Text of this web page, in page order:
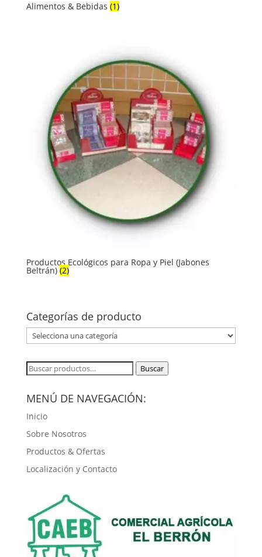
Alimentos & Bebidas (1)
Productos Ecológicos para Ropa y Piel (Jabones
Beltrán) (2)
Categorías de producto
Buscar
Buscar
MENÚ DE NAVEGACIÓN:
Inicio
Sobre Nosotros
Productos & Ofertas
Localización y Contacto